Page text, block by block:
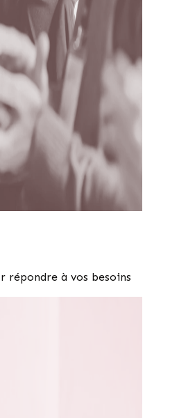
répondre à vos besoins